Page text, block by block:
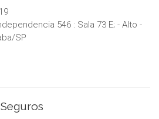
546 : Sala 73 E; - Alto -
/SP